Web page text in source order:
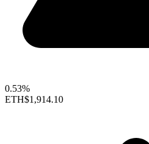
0.53%
ETH$1,914.10